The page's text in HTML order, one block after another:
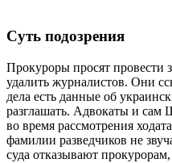
Суть подозрения
Прокуроры просят провести
удалить журналистов. Они
дела есть данные об
разглашать. Адвокаты и
во время рассмотрения
фамилии разведчиков не
суда отказывают